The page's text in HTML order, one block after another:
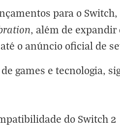
para o Switch,
, além de
o anúncio oficial de
games e tecnologia,
do Switch 2